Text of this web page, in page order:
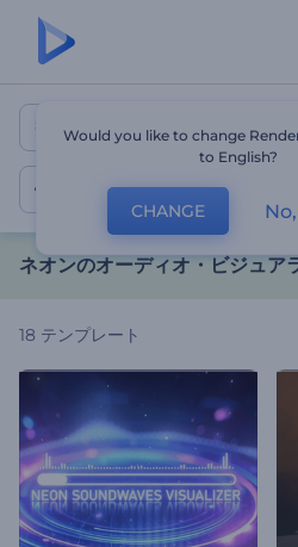
ネオンのオー
ネオン
ネオンのオーディオ・ビジュア
18 テンプレート
Would you like to change
to English?
CHANGE